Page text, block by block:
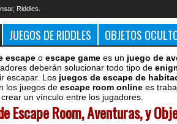
Riddles.
JUEGOS DE RIDDLES OBJETOS
escape o escape game es un juego de
deberán solucionar todo tipo de
escapar. Los juegos de escape de
los juegos de escape room online es
un vínculo entre los jugadores.
Escape Room, Aventuras, y